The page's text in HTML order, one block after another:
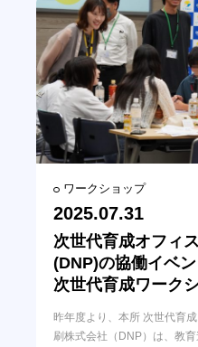
ワークショップ
2025.07.31
次世代育成オフィ
(DNP)の協働イベ
次世代育成ワーク
昨年度より、本所 次世代育
刷株式会社（DNP）は、教